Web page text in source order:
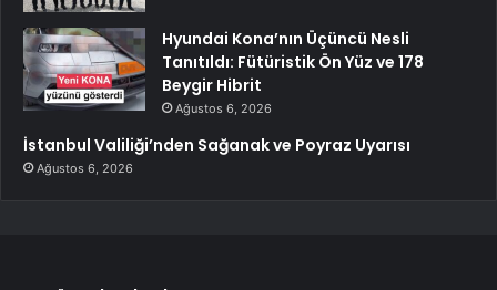
Hyundai Kona’nın Üçüncü Nesli
Tanıtıldı: Fütüristik Ön Yüz ve 178
Beygir Hibrit
Ağustos 6, 2026
İstanbul Valiliği’nden Sağanak ve Poyraz Uyarısı
Ağustos 6, 2026